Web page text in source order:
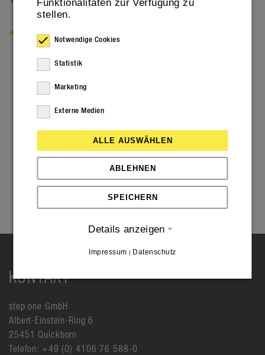
ZURÜCK
KONTAKT
step one GmbH
Albert-Einstein-Ring 6
25451 Quickborn
Telefon: +49 (0) 4106 76 588-0
Funktionalitäten zur Verfügung zu
stellen.
Notwendige Cookies
Statistik
Marketing
Externe Medien
ALLE AUSWÄHLEN
ABLEHNEN
SPEICHERN
Details anzeigen
Impressum Datenschutz